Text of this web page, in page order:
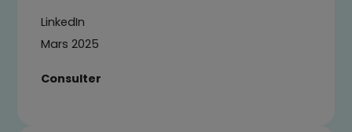
LinkedIn
Mars 2025
Consulter